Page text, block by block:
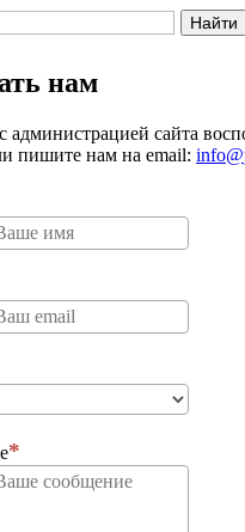
нам
администрацией сайта
пишите нам на email: